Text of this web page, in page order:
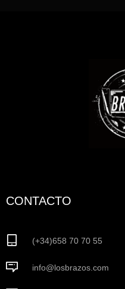
CONTACTO
(+34)658 70 70 55
info@losbrazos.com